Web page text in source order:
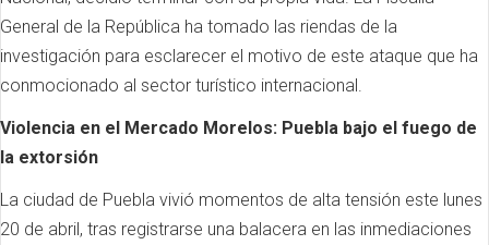
General de la República ha tomado las riendas de la
investigación para esclarecer el motivo de este ataque que ha
conmocionado al sector turístico internacional.
Violencia en el Mercado Morelos: Puebla bajo el fuego de
la extorsión
La ciudad de Puebla vivió momentos de alta tensión este lunes
20 de abril, tras registrarse una balacera en las inmediaciones